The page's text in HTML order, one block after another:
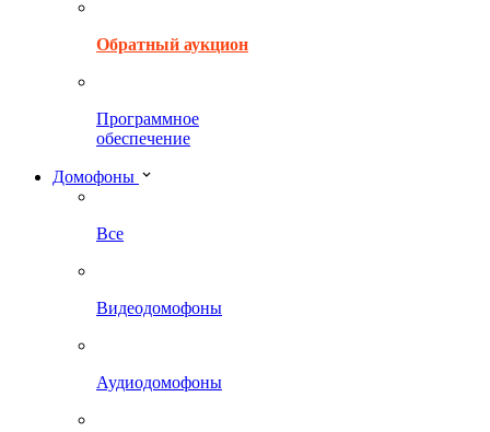
Обратный аукцион
Программное
обеспечение
Домофоны
Все
Видеодомофоны
Аудиодомофоны